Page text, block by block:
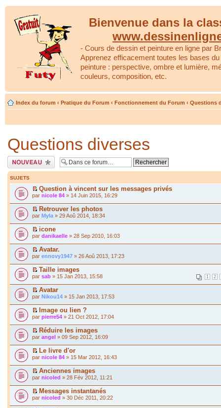
Bienvenue dans la
- Cours de dessin et peinture en ligne par
Apprenez efficacement toutes les bases
peinture : perspective, ombre et lumière,
couleurs, composition, etc.
Index du forum ‹ Pratique du Forum ‹ Fonctionnement du Forum ‹ Questions
Questions diverses
Écrire un nouveau
sujet
SUJETS
Question à vincent sur les messages privés
par nicole 84 » 14 Juin 2015, 16:29
Retrouver les photos
par Myla » 29 Aoû 2014, 18:34
icone
par danikaelle » 28 Sep 2010, 16:03
Avatar.
par ennovy1947 » 26 Aoû 2013, 17:23
Taille images
1 2
par sab » 15 Jan 2013, 15:58
Avatar
par Nikou14 » 15 Jan 2013, 17:53
Image ou lien ?
par pierre54 » 21 Oct 2012, 17:04
Réduire les images
par angel » 09 Sep 2012, 16:09
Le livre d'or
par nicole 84 » 15 Mar 2012, 16:43
Anciennes images
par nicoled » 28 Fév 2012, 11:21
Messages instantanés
par nicoled » 30 Déc 2011, 20:22